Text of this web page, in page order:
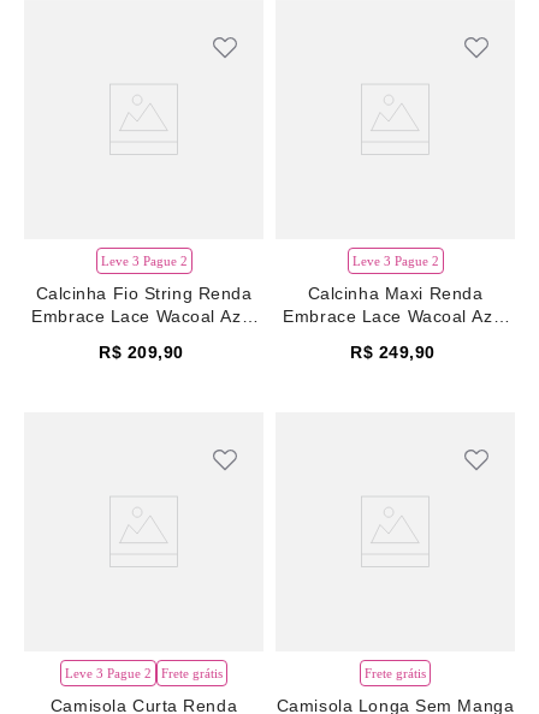
Leve 3 Pague 2
Calcinha Fio String Renda
Embrace Lace Wacoal Azul
R$ 209,90
Leve 3 Pague 2
Calcinha Maxi Renda
Embrace Lace Wacoal Azul
R$ 249,90
Leve 3 Pague 2 Frete grátis
Camisola Curta Renda
Frete grátis
Camisola Longa Sem Manga